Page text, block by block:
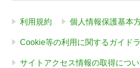
利用規約 個人情報保護基本
Cookie等の利用に関するガイド
サイトアクセス情報の取得につい